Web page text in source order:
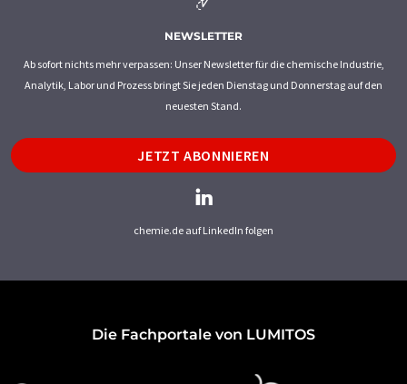
NEWSLETTER
Ab sofort nichts mehr verpassen: Unser Newsletter für die chemische Industrie,
Analytik, Labor und Prozess bringt Sie jeden Dienstag und Donnerstag auf den
neuesten Stand.
JETZT ABONNIEREN
chemie.de auf LinkedIn folgen
Die Fachportale von LUMITOS